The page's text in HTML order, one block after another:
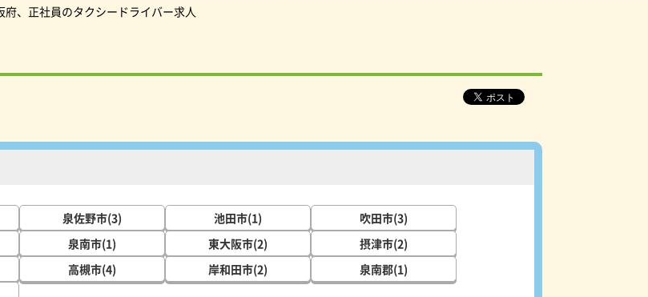
府、正社員のタクシードライバー求人
泉佐野市(3) 池田市(1)
吹田市(3)
泉南市(1) 東大阪市(2)
摂津市(2)
高槻市(4) 岸和田市(2)
泉南郡(1)